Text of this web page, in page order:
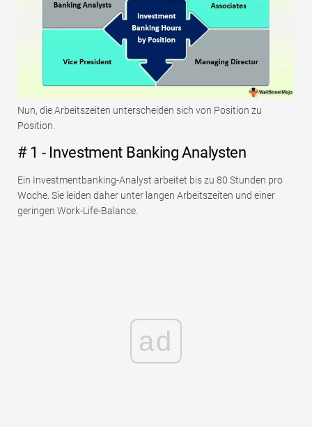
Nun, die Arbeitszeiten unterscheiden sich von Position zu
Position.
# 1 - Investment Banking Analysten
Ein Investmentbanking-Analyst arbeitet bis zu 80 Stunden pro
Woche. Sie leiden daher unter langen Arbeitszeiten und einer
geringen Work-Life-Balance.
ad